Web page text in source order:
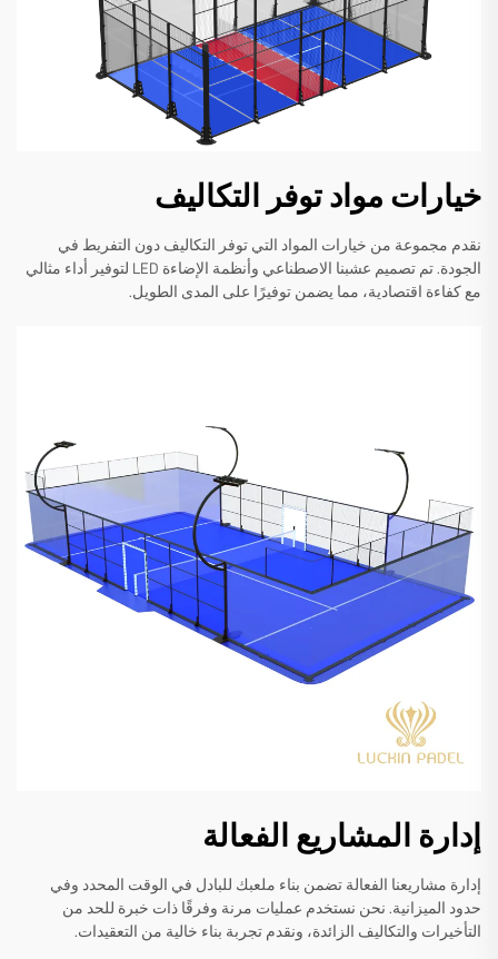
خيارات مواد توفر التكاليف
نقدم مجموعة من خيارات المواد التي توفر التكاليف دون التفريط في
الجودة. تم تصميم عشبنا الاصطناعي وأنظمة الإضاءة LED لتوفير أداء مثالي
مع كفاءة اقتصادية، مما يضمن توفيرًا على المدى الطويل.
إدارة المشاريع الفعالة
إدارة مشاريعنا الفعالة تضمن بناء ملعبك للبادل في الوقت المحدد وفي
حدود الميزانية. نحن نستخدم عمليات مرنة وفرقًا ذات خبرة للحد من
التأخيرات والتكاليف الزائدة، ونقدم تجربة بناء خالية من التعقيدات.